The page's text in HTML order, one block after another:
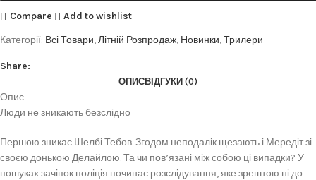
Compare
Add to wishlist
Категорії: Всі Товари,Літній Розпродаж, Новинки,Трилери
Share:
ОПИСВІДГУКИ (0)
Опис
Люди не зникають безслідно
Першою зникає Шелбі Тебов. Згодом неподалік щезають і Мередіт зі
своєю донькою Делайлою. Та чи пов’язані між собою ці випадки? У
пошуках зачіпок поліція починає розслідування, яке зрештою ні до